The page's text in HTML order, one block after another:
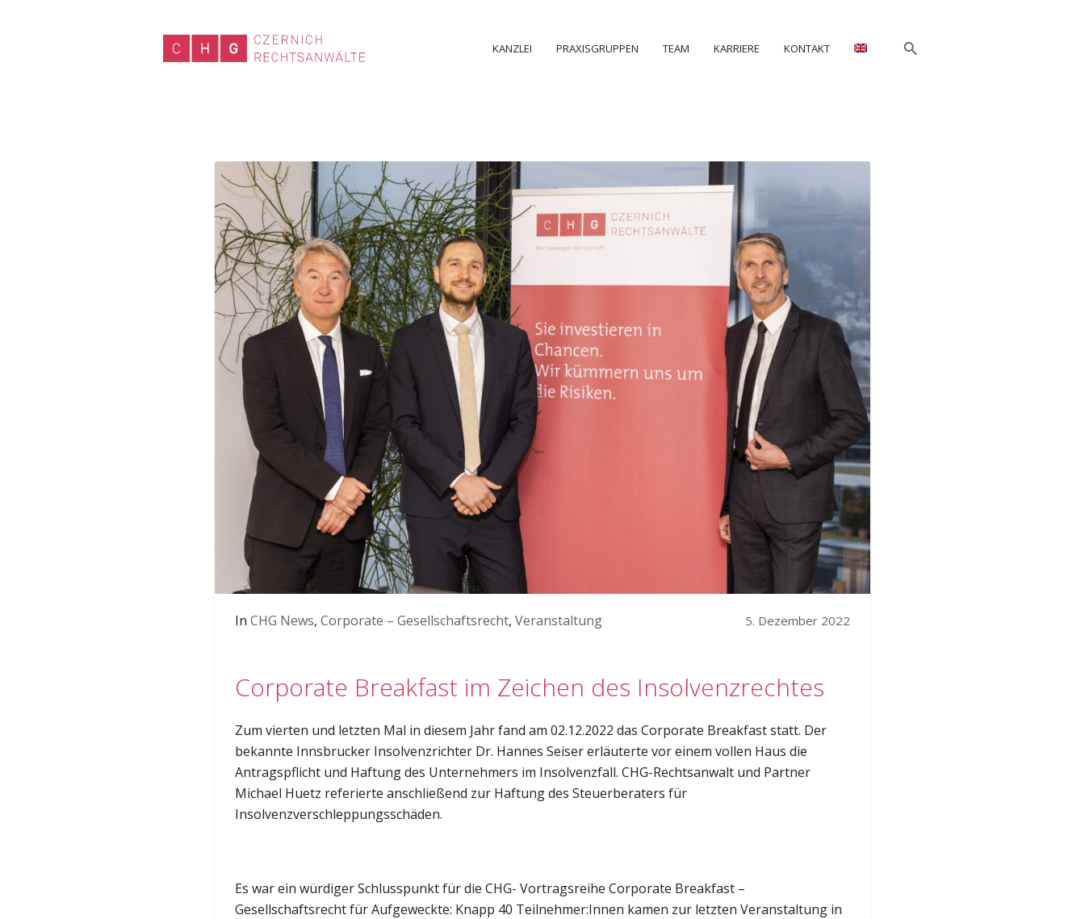
KANZLEI PRAXISGRUPPEN TEAM KARRIERE KONTAKT
In CHG News, Corporate – Gesellschaftsrecht, Veranstaltung 5. Dezember 2022
Corporate Breakfast im Zeichen des Insolvenzrechtes
Zum vierten und letzten Mal in diesem Jahr fand am 02.12.2022 das Corporate Breakfast statt. Der
bekannte Innsbrucker Insolvenzrichter Dr. Hannes Seiser erläuterte vor einem vollen Haus die
Antragspflicht und Haftung des Unternehmers im Insolvenzfall. CHG-Rechtsanwalt und Partner
Michael Huetz referierte anschließend zur Haftung des Steuerberaters für
Insolvenzverschleppungsschäden.
Es war ein würdiger Schlusspunkt für die CHG- Vortragsreihe Corporate Breakfast –
Gesellschaftsrecht für Aufgeweckte: Knapp 40 Teilnehmer:Innen kamen zur letzten Veranstaltung in